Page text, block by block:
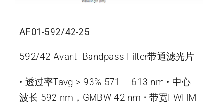
AF01-592/42-25
592/42 Avant Bandpass Filter带通滤光片
• 透过率Tavg > 93% 571 – 613 nm • 中心
波长 592 nm，GMBW 42 nm • 带宽FWHM